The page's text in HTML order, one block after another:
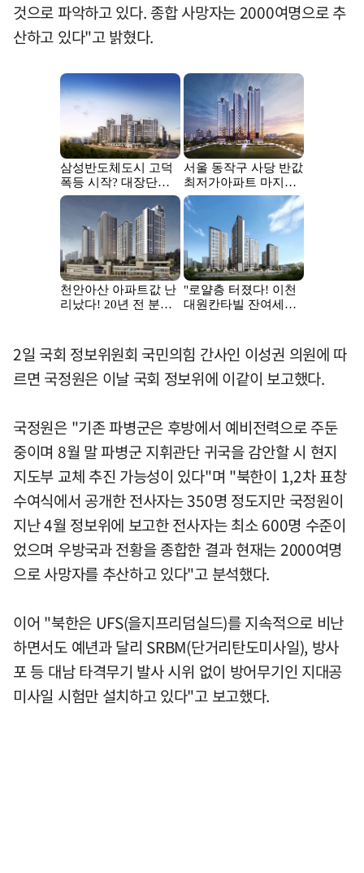
것으로 파악하고 있다. 종합 사망자는 2000여명으로 추
산하고 있다"고 밝혔다.
2일 국회 정보위원회 국민의힘 간사인 이성권 의원에 따
르면 국정원은 이날 국회 정보위에 이같이 보고했다.
국정원은 "기존 파병군은 후방에서 예비전력으로 주둔
중이며 8월 말 파병군 지휘관단 귀국을 감안할 시 현지
지도부 교체 추진 가능성이 있다"며 "북한이 1,2차 표창
수여식에서 공개한 전사자는 350명 정도지만 국정원이
지난 4월 정보위에 보고한 전사자는 최소 600명 수준이
었으며 우방국과 전황을 종합한 결과 현재는 2000여명
으로 사망자를 추산하고 있다"고 분석했다.
이어 "북한은 UFS(을지프리덤실드)를 지속적으로 비난
하면서도 예년과 달리 SRBM(단거리탄도미사일), 방사
포 등 대남 타격무기 발사 시위 없이 방어무기인 지대공
미사일 시험만 설치하고 있다"고 보고했다.